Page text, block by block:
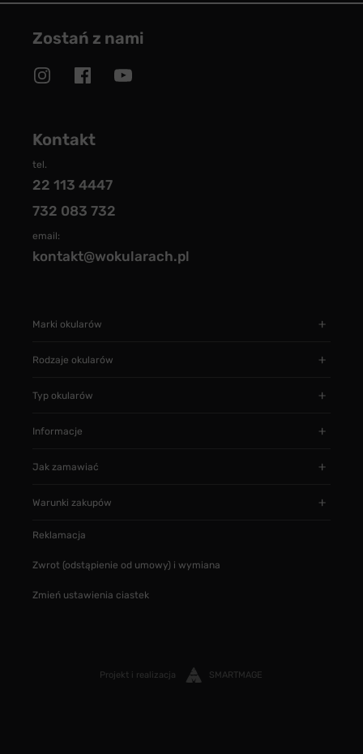
Zostań z nami
Kontakt
tel.
22 113 4447
732 083 732
email:
kontakt@wokularach.pl
Marki okularów
Rodzaje okularów
Typ okularów
Informacje
Jak zamawiać
Warunki zakupów
Reklamacja
Zwrot (odstąpienie od umowy) i wymiana
Zmień ustawienia ciastek
Projekt i realizacja SMARTMAGE